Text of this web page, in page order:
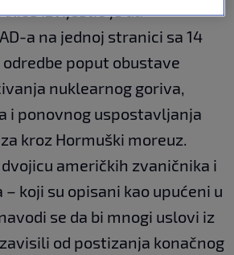
izvijestio je da
a na jednoj stranici sa 14
poput obustave
nuklearnog goriva,
i ponovnog uspostavljanja
kroz Hormuški moreuz.
američkih zvaničnika i
koji su opisani kao upućeni u
se da bi mnogi uslovi iz
od postizanja konačnog